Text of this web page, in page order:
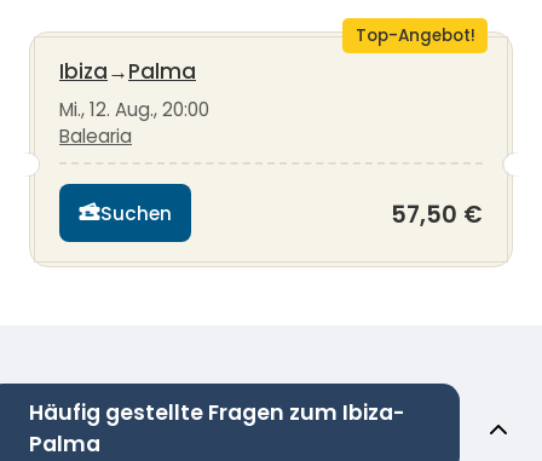
Top-Angebot!
Ibiza→Palma
Mi., 12. Aug., 20:00
Balearia
Suchen 57,50 €
Häufig gestellte Fragen zum Ibiza-
Palma